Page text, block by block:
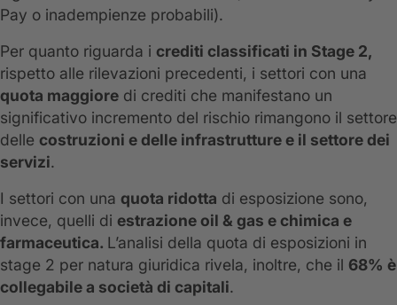
Pay o inadempienze probabili).
Per quanto riguarda i crediti classificati in Stage 2,
rispetto alle rilevazioni precedenti, i settori con una
quota maggiore di crediti che manifestano un
significativo incremento del rischio rimangono il settore
delle costruzioni e delle infrastrutture e il settore dei
servizi.
I settori con una quota ridotta di esposizione sono,
invece, quelli di estrazione oil & gas e chimica e
farmaceutica. L’analisi della quota di esposizioni in
stage 2 per natura giuridica rivela, inoltre, che il 68% è
collegabile a società di capitali.